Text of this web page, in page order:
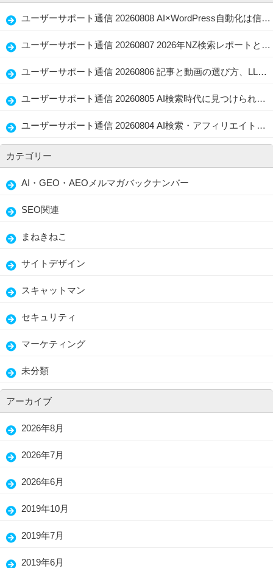
ユーザーサポート通信 20260808 AI×WordPress自動化は信頼につながる？効率と読者目線の分かれ道
ユーザーサポート通信 20260807 2026年NZ検索レポートとRankMath AI Link Genius、変わるサイト運営
ユーザーサポート通信 20260806 記事と動画の選び方、LLMO・GEOで忘れない読者ファースト
ユーザーサポート通信 20260805 AI検索時代に見つけられる店舗情報と記事の整え方、生かし方
ユーザーサポート通信 20260804 AI検索・アフィリエイト・水着選びに共通する「伝わる情報設計」
カテゴリー
AI・GEO・AEOメルマガバックナンバー
SEO関連
まねきねこ
サイトデザイン
スキャットマン
セキュリティ
マーケティング
未分類
アーカイブ
2026年8月
2026年7月
2026年6月
2019年10月
2019年7月
2019年6月